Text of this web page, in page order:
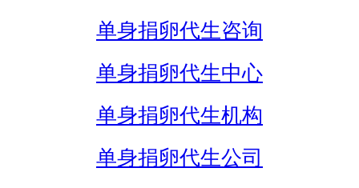
单身捐卵代生咨询
单身捐卵代生中心
单身捐卵代生机构
单身捐卵代生公司